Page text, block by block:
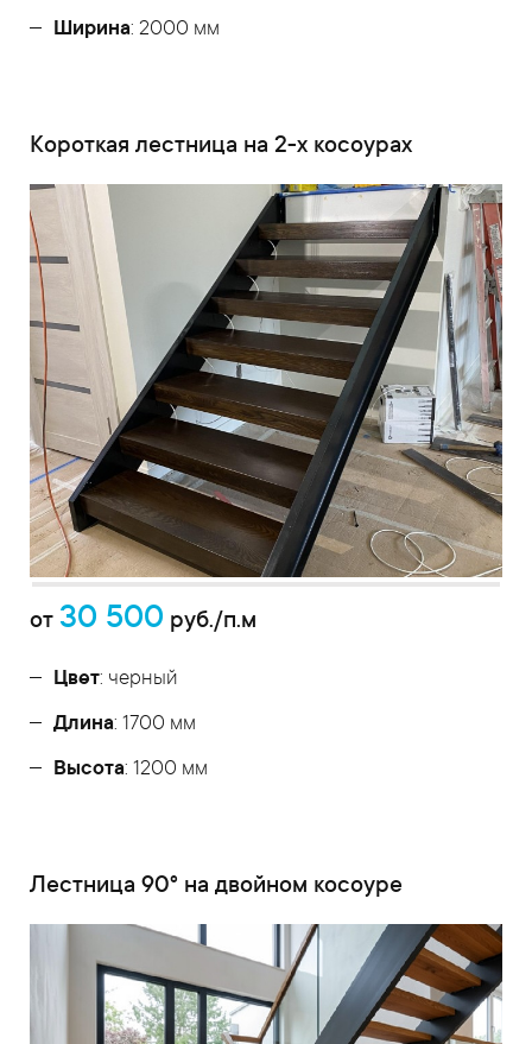
Ширина: 2000 мм
Короткая лестница на 2-х косоурах
от 30 500 руб./п.м
Цвет: черный
Длина: 1700 мм
Высота: 1200 мм
Лестница 90° на двойном косоуре